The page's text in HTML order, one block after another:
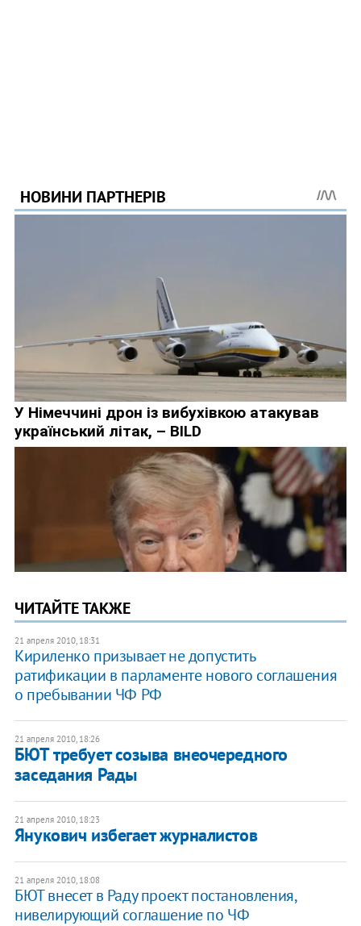
ЧИТАЙТЕ ТАКЖЕ
21 апреля 2010, 18:31
Кириленко призывает не допустить
ратификации в парламенте нового соглашения
о пребывании ЧФ РФ
21 апреля 2010, 18:26
БЮТ требует созыва внеочередного
заседания Рады
21 апреля 2010, 18:23
Янукович избегает журналистов
21 апреля 2010, 18:08
БЮТ внесет в Раду проект постановления,
нивелирующий соглашение по ЧФ